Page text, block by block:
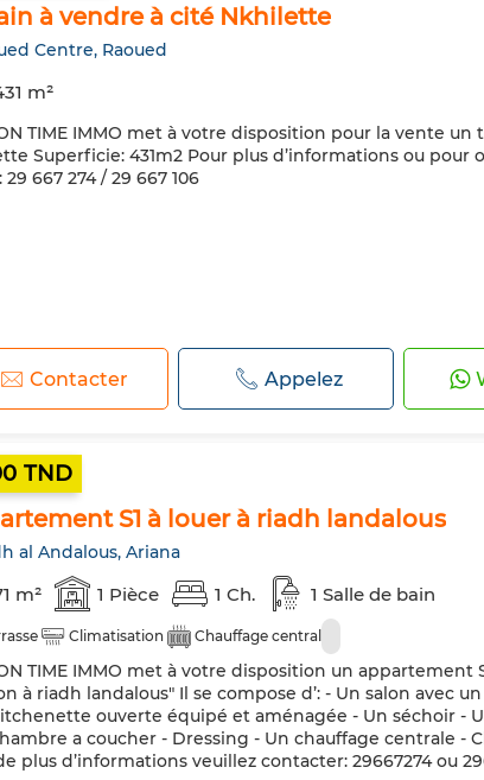
à vendre à cité Nkhilette
Centre, Raoued
m²
TIME IMMO met à votre disposition pour la vente un
Superficie: 431m2 Pour plus d’informations ou pour
29 667 274 / 29 667 106
Contacter Appelez
TND
S1 à louer à riadh landalous
al Andalous, Ariana
m² 1 Pièce 1 Ch. 1 Salle de bain
Climatisation Chauffage central
TIME IMMO met à votre disposition un appartement
à riadh landalous" Il se compose d’: - Un salon avec
ouverte équipé et aménagée - Un séchoir -
a coucher - Dressing - Un chauffage centrale -
plus d’informations veuillez contacter: 29667274 ou